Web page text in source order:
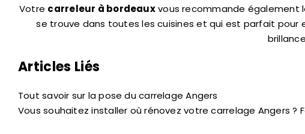
Votre carreleur à bordeauxvous recommande également
se trouve dans toutes les cuisines et qui est parfait pour
Articles Liés
Tout savoir sur la pose du carrelage Angers
Vous souhaitez installer où rénovez votre carrelage Angers